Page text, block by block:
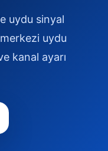
uydu sinyal
uydu
kanal ayarı